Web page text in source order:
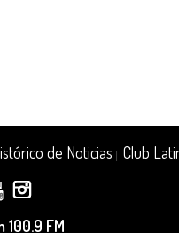
de Noticias Club
100.9 FM